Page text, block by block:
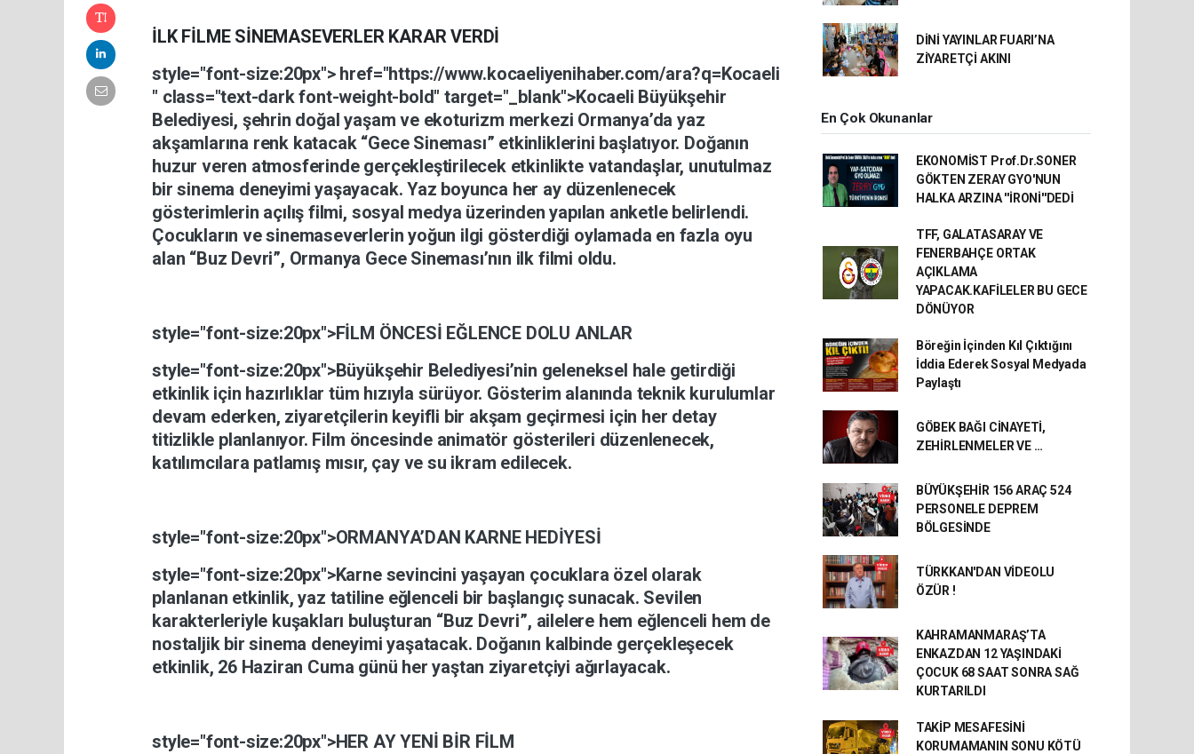
İLKFİLME SİNEMASEVERLER KARARVERDİ
style="font-size:20px"> href="https://www.kocaeliyenihaber.com/ara?q=Kocaeli
" class="text-darkfont-weight-bold" target="_blank">Kocaeli Büyükşehir
Belediyesi, şehrin doğalyaşamve ekoturizm merkezi Ormanya’dayaz
akşamlarına renk katacak “Gece Sineması” etkinliklerini başlatıyor. Doğanın
huzur veren atmosferinde gerçekleştirilecek etkinlikte vatandaşlar, unutulmaz
birsinema deneyimiyaşayacak.Yaz boyunca her ay düzenlenecek
gösterimlerin açılışfilmi, sosyal medya üzerindenyapılan anketle belirlendi.
Çocukların vesinemaseverlerinyoğun ilgi gösterdiği oylamada en fazla oyu
alan “Buz Devri”, Ormanya Gece Sineması’nın ilk filmi oldu.
style="font-size:20px">FİLM ÖNCESİ EĞLENCE DOLU ANLAR
style="font-size:20px">Büyükşehir Belediyesi’nin geleneksel hale getirdiği
etkinlik için hazırlıklartüm hızıyla sürüyor. Gösterim alanında teknik kurulumlar
devam ederken, ziyaretçilerin keyifli bir akşam geçirmesi için her detay
titizlikle planlanıyor. Film öncesinde animatör gösterileri düzenlenecek,
katılımcılara patlamış mısır, çay ve su ikram edilecek.
style="font-size:20px">ORMANYA’DAN KARNE HEDİYESİ
style="font-size:20px">Karne sevincini yaşayan çocuklara özel olarak
planlanan etkinlik,yaz tatiline eğlenceli bir başlangıçsunacak. Sevilen
karakterleriyle kuşakları buluşturan “Buz Devri”, ailelere hem eğlenceli hem de
nostaljik birsinema deneyimiyaşatacak. Doğanın kalbinde gerçekleşecek
etkinlik, 26 Haziran Cuma günü heryaştan ziyaretçiyi ağırlayacak.
style="font-size:20px">HER AYYENİ BİR FİLM
DİNİ YAYINLAR FUARI’NA
ZİYARETÇİ AKINI
En Çok Okunanlar
EKONOMİST Prof.Dr.SONER
GÖKTEN ZERAY GYO'NUN
HALKA ARZINA ''İRONİ''DEDİ
TFF, GALATASARAY VE
FENERBAHÇE ORTAK
AÇIKLAMA
YAPACAK.KAFİLELER BU GECE
DÖNÜYOR
Böreğin İçinden Kıl Çıktığını
İddia Ederek Sosyal Medyada
Paylaştı
GÖBEK BAĞI CİNAYETİ,
ZEHİRLENMELER VE …
BÜYÜKŞEHİR 156 ARAÇ 524
PERSONELE DEPREM
BÖLGESİNDE
TÜRKKAN'DAN VİDEOLU
ÖZÜR !
KAHRAMANMARAŞ’TA
ENKAZDAN 12 YAŞINDAKİ
ÇOCUK 68 SAAT SONRA SAĞ
KURTARILDI
TAKİP MESAFESİNİ
KORUMAMANIN SONU KÖTÜ